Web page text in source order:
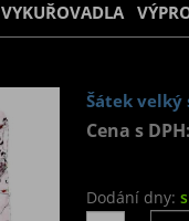
VYKUŘOVADLA
Šátek
Cena s DPH:
Dodání dny: